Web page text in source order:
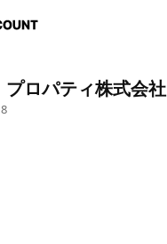
プロパティ株式会社